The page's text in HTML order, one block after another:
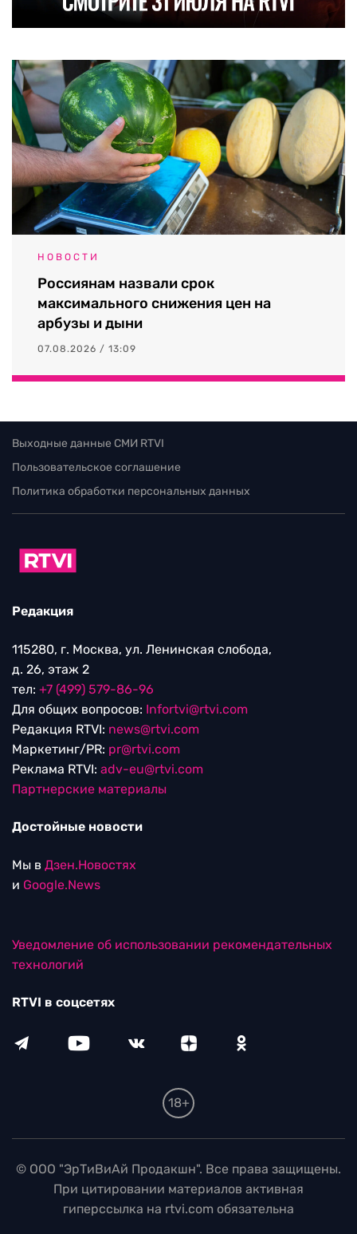
НОВОСТИ
Россиянам назвали срок
максимального снижения цен на
арбузы и дыни
07.08.2026 / 13:09
Выходные данные СМИ RTVI
Пользовательское соглашение
Политика обработки персональных данных
Редакция
115280, г. Москва, ул. Ленинская слобода,
д. 26, этаж 2
тел: +7 (499) 579-86-96
Для общих вопросов: Infortvi@rtvi.com
Редакция RTVI: news@rtvi.com
Маркетинг/PR: pr@rtvi.com
Реклама RTVI: adv-eu@rtvi.com
Партнерские материалы
Достойные новости
Мы в Дзен.Новостях
и Google.News
Уведомление об использовании рекомендательных
технологий
RTVI в соцсетях
18+
© ООО "ЭрТиВиАй Продакшн". Все права защищены.
При цитировании материалов активная
гиперссылка на rtvi.com обязательна